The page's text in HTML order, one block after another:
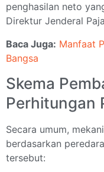
penghasilan neto
Direktur Jenderal
Baca Juga: Manfaat
Bangsa
Skema
Perhitungan
Secara umum,
berdasarkan
tersebut: